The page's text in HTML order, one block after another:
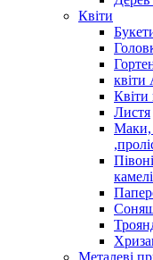
Квіти
квіти
Квіти
Листя
Маки,
Металеві